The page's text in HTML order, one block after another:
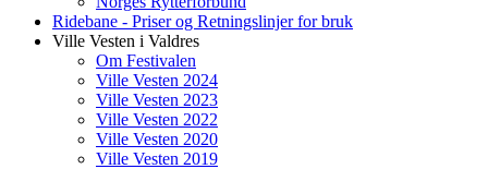
Ridebane - Priser og Retningslinjer for bruk
Ville Vesten i Valdres
Om Festivalen
Ville Vesten 2024
Ville Vesten 2023
Ville Vesten 2022
Ville Vesten 2020
Ville Vesten 2019